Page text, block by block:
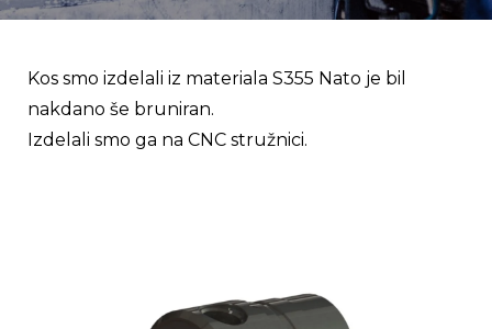
Kos smo izdelali iz materiala S355 Nato je bil
nakdano še bruniran.
Izdelali smo ga na CNC stružnici.